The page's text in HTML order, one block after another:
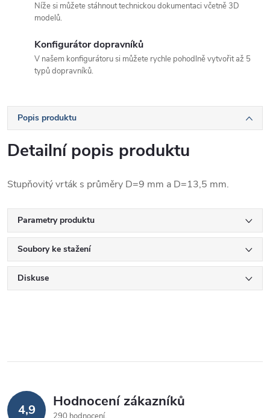
Níže si můžete stáhnout technickou dokumentaci včetně 3D
modelů.
Konfigurátor dopravníků
V našem konfigurátoru si můžete rychle pohodlně vytvořit až 5
typů dopravníků.
Popis produktu
Detailní popis produktu
Stupňovitý vrták s průměry D=9 mm a D=13,5 mm.
Parametry produktu
Soubory ke stažení
Diskuse
4,9 Hodnocení zákazníků